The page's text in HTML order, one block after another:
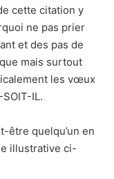
cette citation y
ne pas prier
et des pas de
mais surtout
les vœux
IL.
être quelqu’un en
illustrative ci-